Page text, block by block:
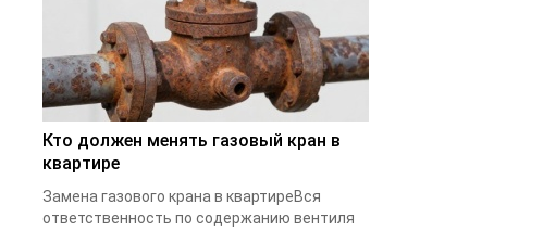
Кто должен менять газовый кран в
квартире
Замена газового крана в квартиреВся
ответственность по содержанию вентиля